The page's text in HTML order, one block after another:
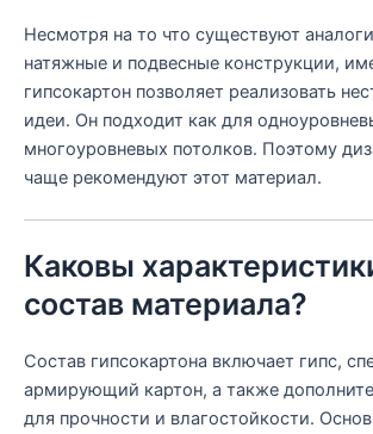
Несмотря на то что существуют
натяжные и подвесные конструкции,
гипсокартон позволяет реализовать
идеи. Он подходит как для
многоуровневых потолков. Поэтому
чаще рекомендуют этот материал.
Каковы
состав материала?
Состав гипсокартона включает гипс,
армирующий картон, а также
для прочности и влагостойкости.